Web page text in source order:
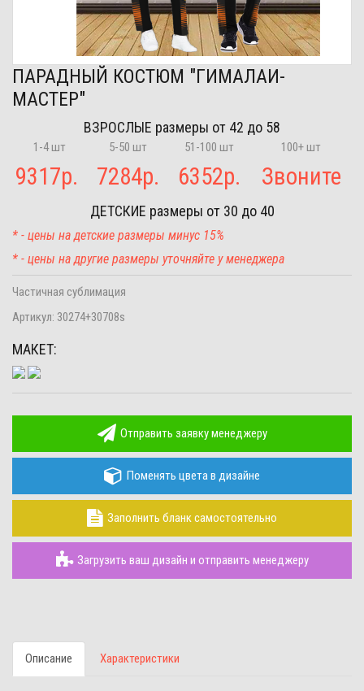
ПАРАДНЫЙ КОСТЮМ "ГИМАЛАИ-
МАСТЕР"
ВЗРОСЛЫЕ размеры от 42 до 58
1-4 шт 5-50 шт 51-100 шт 100+ шт
9317р. 7284р. 6352р. Звоните
ДЕТСКИЕ размеры от 30 до 40
* - цены на детские размеры минус 15%
* - цены на другие размеры уточняйте у менеджера
Частичная сублимация
Артикул: 30274+30708s
МАКЕТ:
Отправить заявку менеджеру
Поменять цвета в дизайне
Заполнить бланк самостоятельно
Загрузить ваш дизайн и отправить менеджеру
Описание Характеристики